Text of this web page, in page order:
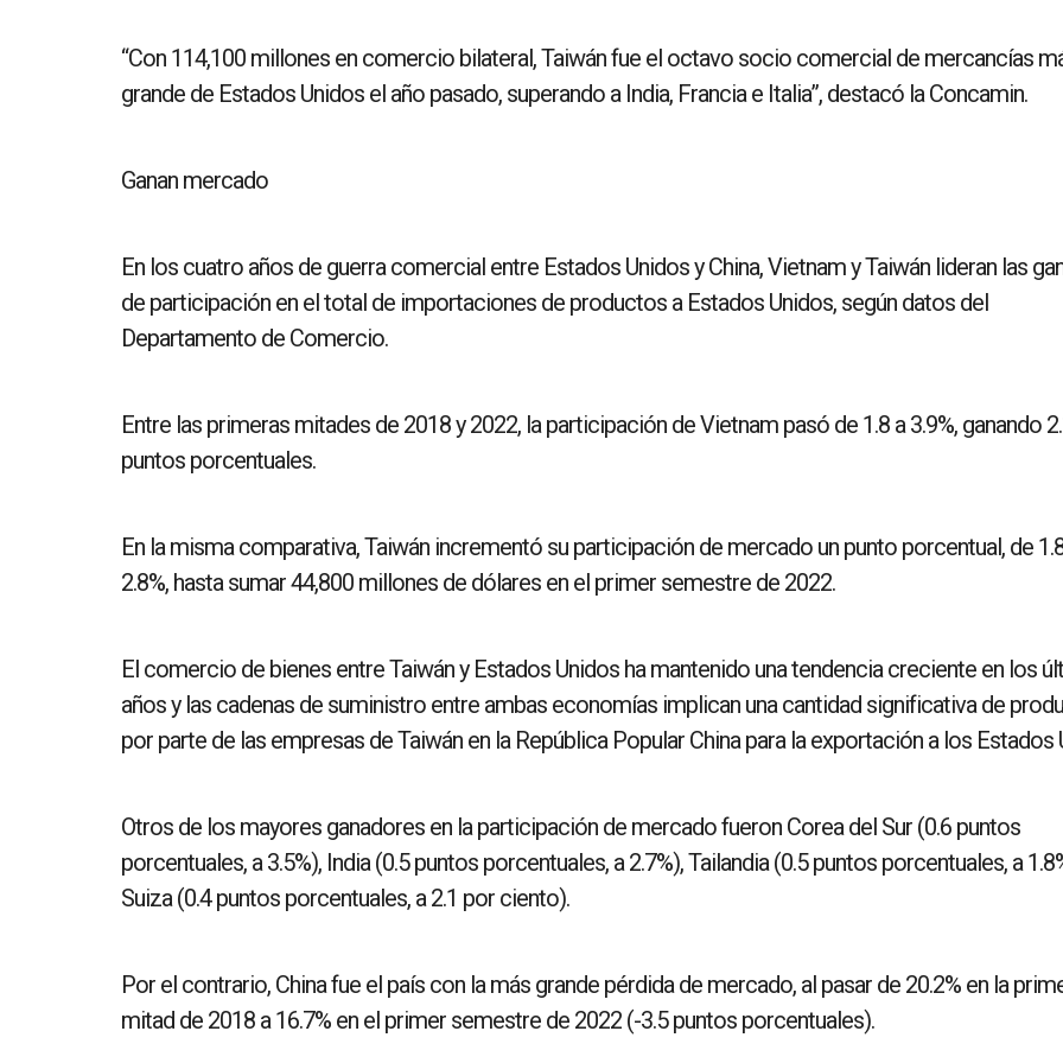
“Con 114,100 millones en comercio bilateral, Taiwán fue el octavo socio comercial de mercancías
grande de Estados Unidos el año pasado, superando a India, Francia e Italia”, destacó la Concamin.
Ganan mercado
En los cuatro años de guerra comercial entre Estados Unidos y China, Vietnam y Taiwán lideran las
de participación en el total de importaciones de productos a Estados Unidos, según datos del
Departamento de Comercio.
Entre las primeras mitades de 2018 y 2022, la participación de Vietnam pasó de 1.8 a 3.9%, ganando
puntos porcentuales.
En la misma comparativa, Taiwán incrementó su participación de mercado un punto porcentual, de
2.8%, hasta sumar 44,800 millones de dólares en el primer semestre de 2022.
El comercio de bienes entre Taiwán y Estados Unidos ha mantenido una tendencia creciente en los
años y las cadenas de suministro entre ambas economías implican una cantidad significativa de
por parte de las empresas de Taiwán en la República Popular China para la exportación a los Estados
Otros de los mayores ganadores en la participación de mercado fueron Corea del Sur (0.6 puntos
porcentuales, a 3.5%), India (0.5 puntos porcentuales, a 2.7%), Tailandia (0.5 puntos porcentuales, a
Suiza (0.4 puntos porcentuales, a 2.1 por ciento).
Por el contrario, China fue el país con la más grande pérdida de mercado, al pasar de 20.2% en la
mitad de 2018 a 16.7% en el primer semestre de 2022 (-3.5 puntos porcentuales).